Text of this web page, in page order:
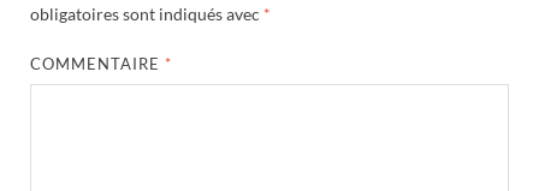
obligatoires sont indiqués avec *
COMMENTAIRE *